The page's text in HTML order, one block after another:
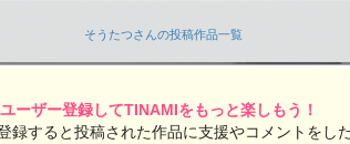
そうたつさんの投稿作品一覧
ユーザー登録してTINAMIをもっと楽しもう！
録すると投稿された作品に支援やコメントをした